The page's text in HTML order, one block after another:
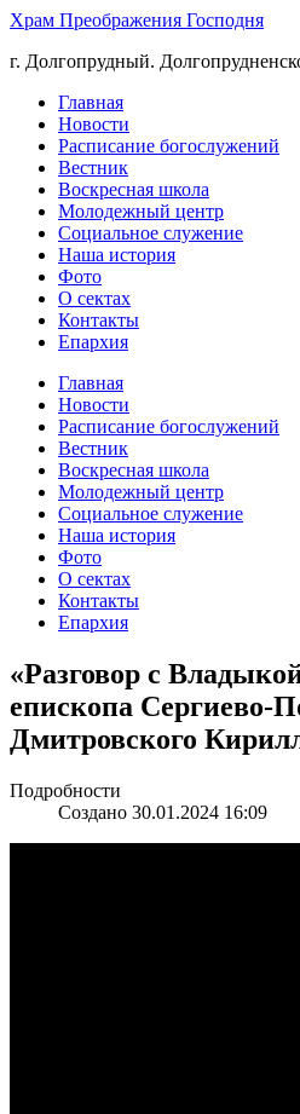
Храм Преображения Господня
г. Долгопрудный.
Главная
Новости
Расписание богослужений
Вестник
Воскресная школа
Молодежный центр
Социальное служение
Наша история
Фото
О сектах
Контакты
Епархия
Главная
Новости
Расписание богослужений
Вестник
Воскресная школа
Молодежный центр
Социальное служение
Наша история
Фото
О сектах
Контакты
Епархия
«Разговор с
епископа Сергиево-
Дмитровского
Подробности
Создано 30.01.2024 16:09